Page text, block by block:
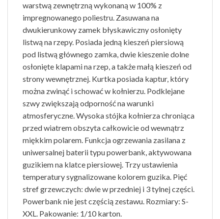
warstwą zewnętrzną wykonaną w 100% z
impregnowanego poliestru. Zasuwana na
dwukierunkowy zamek błyskawiczny osłonięty
listwą na rzepy. Posiada jedną kieszeń piersiową
pod listwą głównego zamka, dwie kieszenie dolne
osłonięte klapami na rzep, a także małą kieszeń od
strony wewnętrznej. Kurtka posiada kaptur, który
można zwinąć i schować w kołnierzu. Podklejane
szwy zwiększają odporność na warunki
atmosferyczne. Wysoka stójka kołnierza chroniąca
przed wiatrem obszyta całkowicie od wewnątrz
miękkim polarem. Funkcja ogrzewania zasilana z
uniwersalnej baterii typu powerbank, aktywowana
guzikiem na klatce piersiowej. Trzy ustawienia
temperatury sygnalizowane kolorem guzika. Pięć
stref grzewczych: dwie w przedniej i 3 tylnej części.
Powerbank nie jest częścią zestawu. Rozmiary: S-
XXL. Pakowanie: 1/10 karton.